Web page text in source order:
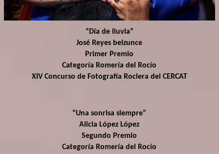
“Día de lluvia”
José Reyes belzunce
Primer Premio
Categoría Romería del Rocío
XIV Concurso de Fotografía Rociera del CERCAT
“Una sonrisa siempre”
Alicia López López
Segundo Premio
Categoría Romería del Rocío